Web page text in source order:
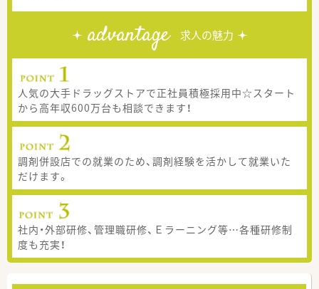
advantage 求人の魅力
人気の大手ドラッグストアで正社員積極採用中☆スタート
から高年収600万台も相談できます！
調剤併設店での就業のため、調剤経験を活かして就業いた
だけます。
社内・外部研修、管理職研修、Ｅラーニング等…各種研修制
度も充実！